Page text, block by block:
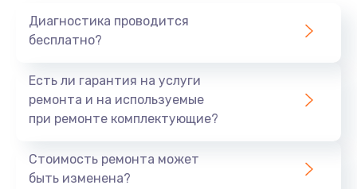
Диагностика проводится
бесплатно?
Есть ли гарантия на услуги
ремонта и на используемые
при ремонте комплектующие?
Стоимость ремонта может
быть изменена?